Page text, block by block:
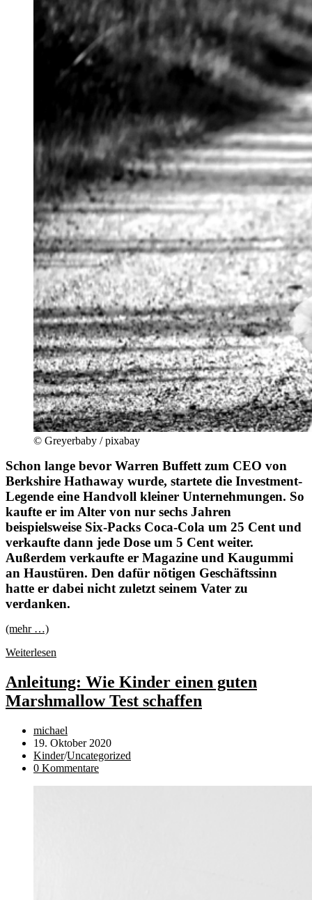
© Greyerbaby / pixabay
Schon lange bevor Warren Buffett zum CEO von
Berkshire Hathaway wurde, startete die Investment-
Legende eine Handvoll kleiner Unternehmungen. So
kaufte er im Alter von nur sechs Jahren
beispielsweise Six-Packs Coca-Cola um 25 Cent und
verkaufte dann jede Dose um 5 Cent weiter.
Außerdem verkaufte er Magazine und Kaugummi
an Haustüren. Den dafür nötigen Geschäftssinn
hatte er dabei nicht zuletzt seinem Vater zu
verdanken.
(mehr …)
Weiterlesen
über
Finanzbildung:
Diesen
sollten
Eltern
unbedingt
vermeiden!
Anleitung: Wie Kinder einen guten
Marshmallow Test schaffen
Beitrags-
Autor:
michael
Beitrag
veröffentlicht:
19. Oktober 2020
Beitrags-
Kategorie:
Kinder/Uncategorized
Beitrags-
0 Kommentare